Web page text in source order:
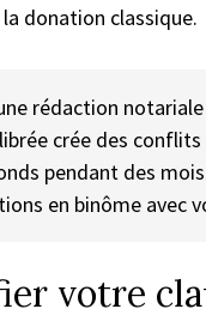
donation classique.
rédaction notariale
crée des
pendant des
en binôme avec
votre